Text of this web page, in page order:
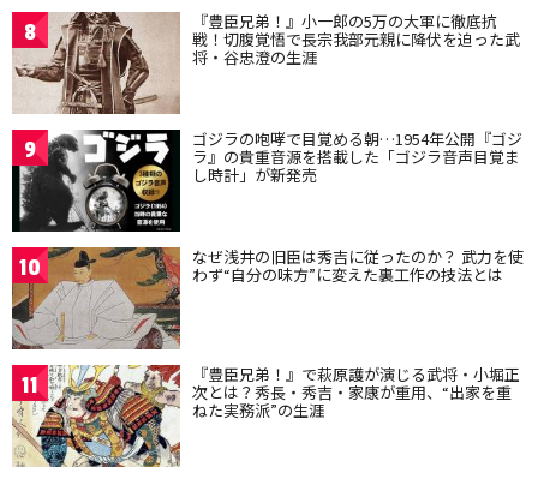
8 『豊臣兄弟！』小一郎の5万の大軍に徹底抗
戦！切腹覚悟で長宗我部元親に降伏を迫った武
将・谷忠澄の生涯
9 ゴジラの咆哮で目覚める朝…1954年公開『ゴジ
ラ』の貴重音源を搭載した「ゴジラ音声目覚ま
し時計」が新発売
10 なぜ浅井の旧臣は秀吉に従ったのか？ 武力を使
わず“自分の味方”に変えた裏工作の技法とは
11 『豊臣兄弟！』で萩原護が演じる武将・小堀正
次とは？秀長・秀吉・家康が重用、“出家を重
ねた実務派”の生涯